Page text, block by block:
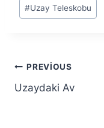
#Uzay Teleskobu
Yazı
gezinmesi
PREVIOUS
Uzaydaki Av